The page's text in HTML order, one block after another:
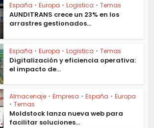
España • Europa • Logistica • Temas
AUNDITRANS crece un 23% en los
arrastres gestionados...
España • Europa • Logistica • Temas
Digitalización y eficiencia operativa:
el impacto de...
Almacenaje • Empresa • España • Europa
• Temas
Moldstock lanza nueva web para
facilitar soluciones...